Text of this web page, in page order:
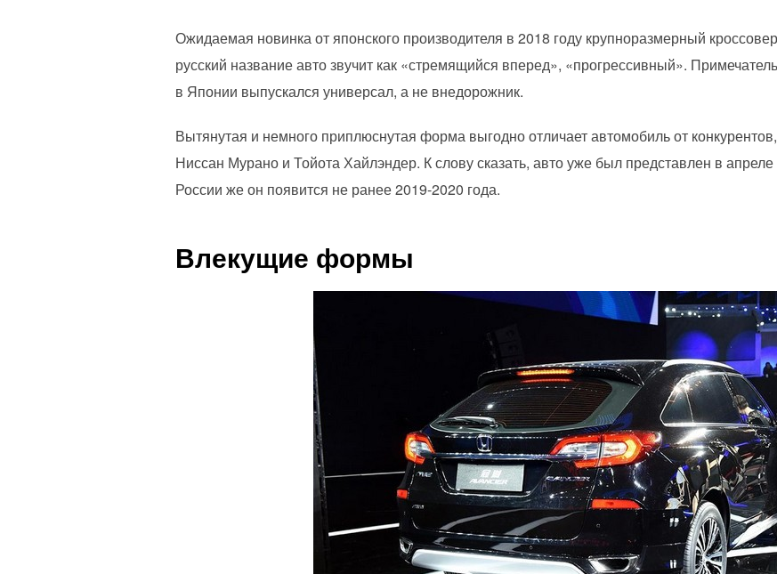
Ожидаемая новинка от японского производителя в 2018 году крупноразмерный
русский название авто звучит как «стремящийся вперед», «прогрессивный».
в Японии выпускался универсал, а не внедорожник.
Вытянутая и немного приплюснутая форма выгодно отличает автомобиль от
Ниссан Мурано и Тойота Хайлэндер. К слову сказать, авто уже был представлен в
России же он появится не ранее 2019-2020 года.
Влекущие формы